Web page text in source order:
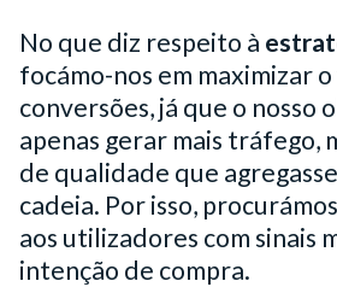
No que diz respeito à
focámo-nos em maximizar
conversões, já que o nosso
apenas gerar mais tráfego,
de qualidade que
cadeia. Por isso,
aos utilizadores com sinais
intenção de compra.